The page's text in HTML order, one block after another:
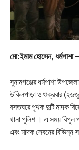
মো:ইমাম হোসেন, ধর্মপাশা
সুনামগঞ্জের ধর্মপাশা
উকিলপাড়া ও শুক্রবার
বসতঘরে পৃথক দুটি মাদক
থানা পুলিশ । এ সময় বিপুল
এবং মাদক সেবনের বিভিন্ন